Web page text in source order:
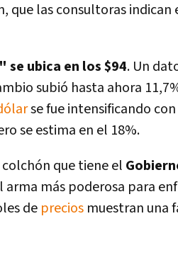
que las consultoras indican
ubica en los $94. Un
subió hasta ahora
se fue intensificando
se estima en el 18%.
que tiene el
más poderosa para
de precios muestran una